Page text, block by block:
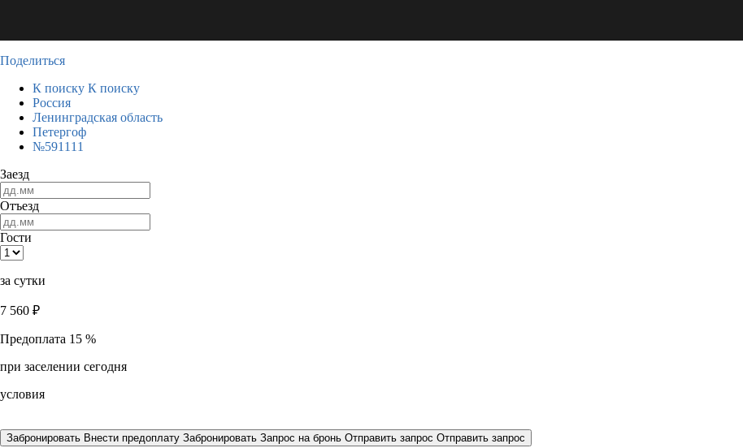
Поделиться
К поиску К поиску
Россия
Ленинградская область
Петергоф
№591111
Заезд
Отъезд
Гости
за сутки
7 560 ₽
Предоплата 15 %
при заселении сегодня
условия
Забронировать Внести предоплату Забронировать Запрос на бронь Отправить запрос Отправить запрос